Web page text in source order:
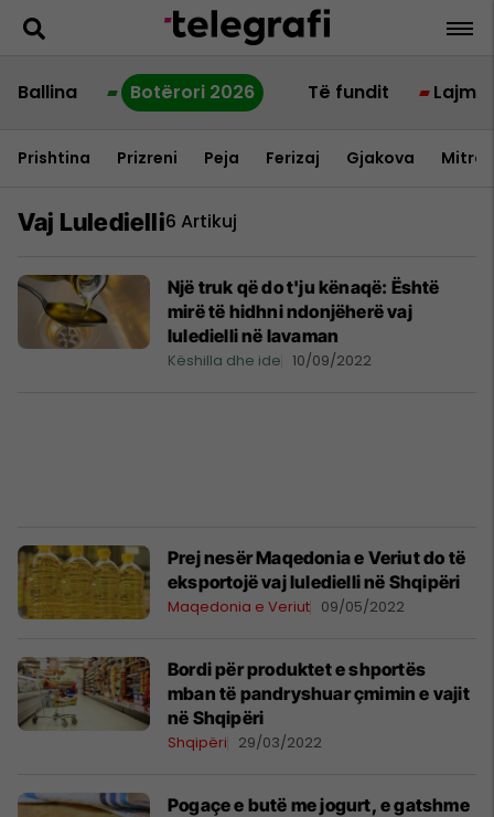
Ballina Botërori 2026 Të fundit Lajme
Prishtina Prizreni Peja Ferizaj Gjakova
Vaj Luledielli6 Artikuj
Një truk që do t'ju kënaqë: Është
mirë të hidhni ndonjëherë vaj
luledielli në lavaman
Këshilla dhe ide 10/09/2022
Prej nesër Maqedonia e Veriut do të
eksportojë vaj luledielli në Shqipëri
Maqedonia e Veriut 09/05/2022
Bordi për produktet e shportës
mban të pandryshuar çmimin e vajit
në Shqipëri
Shqipëri 29/03/2022
Pogaçe e butë me jogurt, e gatshme